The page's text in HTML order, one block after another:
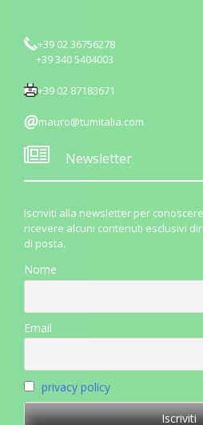
+39 02 36756278
+39 340 5404003
+39 02 87183671
mauro@tumitalia.com
Newsletter
Iscriviti alla newsletter per
ricevere alcuni contenuti esclusivi
di posta.
Nome
Email
privacy policy